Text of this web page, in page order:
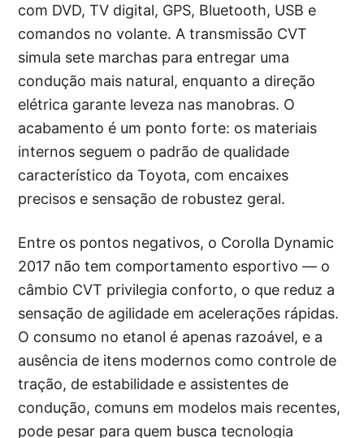
com DVD, TV digital, GPS, Bluetooth, USB e
comandos no volante. A transmissão CVT
simula sete marchas para entregar uma
condução mais natural, enquanto a direção
elétrica garante leveza nas manobras. O
acabamento é um ponto forte: os materiais
internos seguem o padrão de qualidade
característico da Toyota, com encaixes
precisos e sensação de robustez geral.
Entre os pontos negativos, o Corolla Dynamic
2017 não tem comportamento esportivo — o
câmbio CVT privilegia conforto, o que reduz a
sensação de agilidade em acelerações rápidas.
O consumo no etanol é apenas razoável, e a
ausência de itens modernos como controle de
tração, de estabilidade e assistentes de
condução, comuns em modelos mais recentes,
pode pesar para quem busca tecnologia